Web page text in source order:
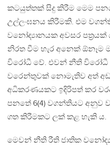
කටයුත්තක් සිදු කිරීම මෙම
උල්ලංඝනය කිරීමකි. එම
වනෝද්‍යානයක අවසර
නිරත වීම හැර අනෙක් ඕනෑම
විරෝධී වේ. එවන් නීති විරෝධී
වරෙන්තුවක් නොමැතිව අත්
අධිකරණයකට ඉදිරිපත් කර
පනතේ 6(4) වගන්තියට අනුව
ගත කිරීමකට ලක් කළ හැකි ය.
මෙවන් නීති රීති ජාතික